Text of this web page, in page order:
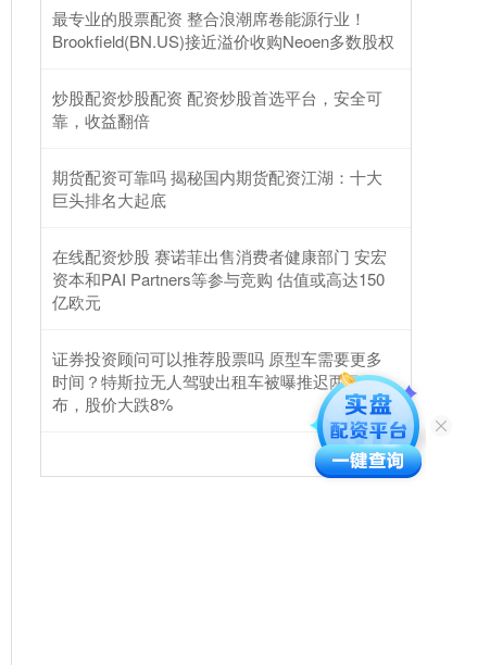
最专业的股票配资 整合浪潮席卷能源行业！
Brookfield(BN.US)接近溢价收购Neoen多数股权
炒股配资炒股配资 配资炒股首选平台，安全可
靠，收益翻倍
期货配资可靠吗 揭秘国内期货配资江湖：十大
巨头排名大起底
在线配资炒股 赛诺菲出售消费者健康部门 安宏
资本和PAI Partners等参与竞购 估值或高达150
亿欧元
证券投资顾问可以推荐股票吗 原型车需要更多
时间？特斯拉无人驾驶出租车被曝推迟两月发
布，股价大跌8%